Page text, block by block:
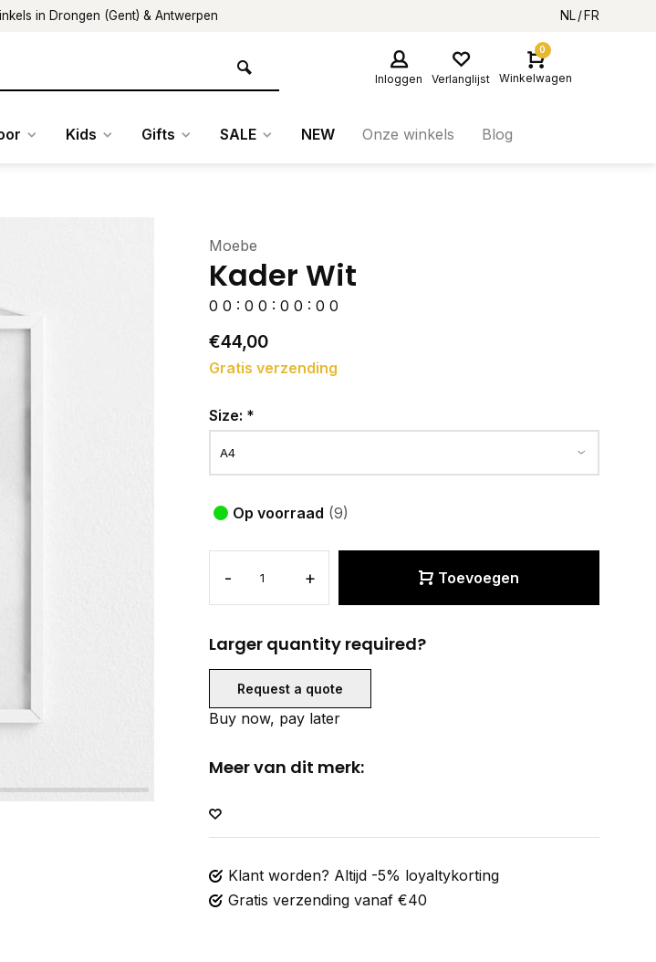
in Drongen (Gent) & Antwerpen NL FR
Inloggen Verlanglijst
0
Winkelwagen
Kids Gifts SALE NEW Onze winkels Blog
Moebe
Kader Wit
0 0 : 0 0 : 0 0 : 0 0
€44,00
Gratis verzending
Size: *
Op voorraad (9)
- + Toevoegen
Larger quantity required?
Request a quote
Buy now, pay later
Meer van dit merk:
Klant worden? Altijd -5% loyaltykorting
Gratis verzending vanaf €40